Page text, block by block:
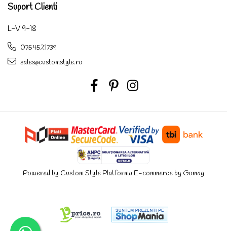
Suport Clienti
L-V 9-18
0754521739
sales@customstyle.ro
Powered by Custom Style Platforma E-commerce by Gomag